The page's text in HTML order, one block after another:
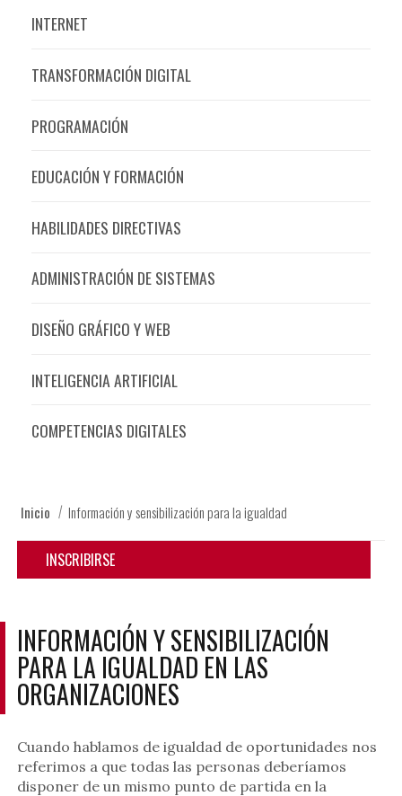
INTERNET
TRANSFORMACIÓN DIGITAL
PROGRAMACIÓN
EDUCACIÓN Y FORMACIÓN
HABILIDADES DIRECTIVAS
ADMINISTRACIÓN DE SISTEMAS
DISEÑO GRÁFICO Y WEB
INTELIGENCIA ARTIFICIAL
COMPETENCIAS DIGITALES
Inicio Información y sensibilización para la igualdad
INSCRIBIRSE
INFORMACIÓN Y SENSIBILIZACIÓN
PARA LA IGUALDAD EN LAS
ORGANIZACIONES
Cuando hablamos de igualdad de oportunidades nos
referimos a que todas las personas deberíamos
disponer de un mismo punto de partida en la